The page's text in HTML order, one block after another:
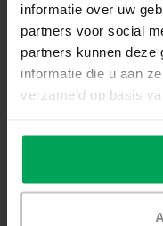
informatie over uw
partners voor social
partners kunnen deze
informatie die u aan
verzameld op basis
14 days reflection
Delivery time 3-5
More information?
Useful accessories